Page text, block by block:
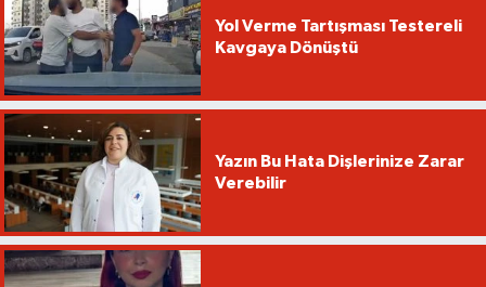
Yol Verme Tartışması Testereli
Kavgaya Dönüştü
Yazın Bu Hata Dişlerinize Zarar
Verebilir